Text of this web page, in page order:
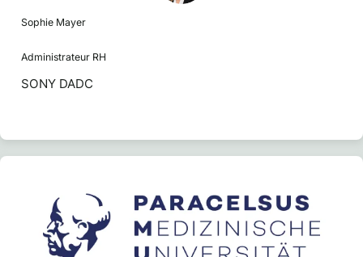
Sophie Mayer
Administrateur RH
SONY DADC